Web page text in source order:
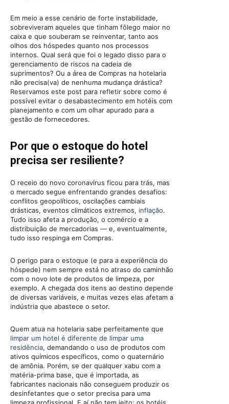
Em meio a esse cenário de forte instabilidade,
sobreviveram aqueles que tinham fôlego maior no
caixa e que souberam se reinventar, tanto aos
olhos dos hóspedes quanto nos processos
internos. Qual será que foi o legado disso para o
gerenciamento de riscos na cadeia de
suprimentos? Ou a área de Compras na hotelaria
não precisa(va) de nenhuma mudança drástica?
Reservamos este post para refletir sobre como é
possível evitar o desabastecimento em hotéis com
planejamento e com um olhar apurado para a
gestão de fornecedores.
Por que o estoque do hotel
precisa ser resiliente?
O receio do novo coronavírus ficou para trás, mas
o mercado segue enfrentando grandes desafios:
conflitos geopolíticos, oscilações cambiais
drásticas, eventos climáticos extremos, inflação.
Tudo isso afeta a produção, o comércio e a
distribuição de mercadorias — e, eventualmente,
tudo isso respinga em Compras.
O perigo para o estoque (e para a experiência do
hóspede) nem sempre está no atraso do caminhão
com o novo lote de produtos de limpeza, por
exemplo. A chegada dos itens ao destino depende
de diversas variáveis, e muitas vezes elas afetam a
indústria que abastece o setor.
Quem atua na hotelaria sabe perfeitamente que
limpar um hotel é diferente de limpar uma
residência, demandando o uso de produtos com
ativos químicos específicos, como o quaternário
de amônia. Porém, se der qualquer xabu com a
matéria-prima base, que é importada, as
fabricantes nacionais não conseguem produzir os
desinfetantes que o setor precisa para uma